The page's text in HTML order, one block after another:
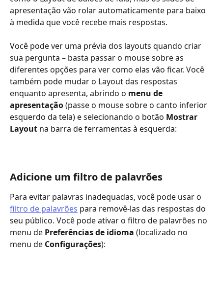
apresentação vão rolar automaticamente para baixo
à medida que você recebe mais respostas.
Você pode ver uma prévia dos layouts quando criar
sua pergunta – basta passar o mouse sobre as
diferentes opções para ver como elas vão ficar. Você
também pode mudar o Layout das respostas
enquanto apresenta, abrindo o menu de
apresentação (passe o mouse sobre o canto inferior
esquerdo da tela) e selecionando o botão Mostrar
Layout na barra de ferramentas à esquerda:
Adicione um filtro de palavrões
Para evitar palavras inadequadas, você pode usar o
filtro de palavrões para removê-las das respostas do
seu público. Você pode ativar o filtro de palavrões no
menu de Preferências de idioma (localizado no
menu de Configurações):